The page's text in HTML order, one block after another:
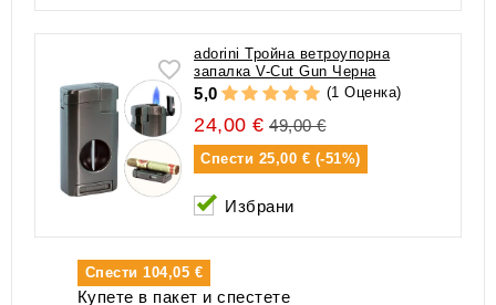
adorini Тройна ветроупорна
запалка V-Cut Gun Черна
5,0 (1 Оценка)
24,00 € 49,00 €
Спести 25,00 € (-51%)
Избрани
Спести104,05 €
Купете в пакет и спестете